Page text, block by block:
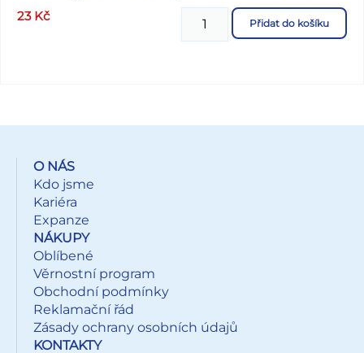
poloze, válcový hrot, šířka stopy 1-2 mm
23 Kč Přidat do košíku
O NÁS
Kdo jsme
Kariéra
Expanze
NÁKUPY
Oblíbené
Věrnostní program
Obchodní podmínky
Reklamační řád
Zásady ochrany osobních údajů
KONTAKTY